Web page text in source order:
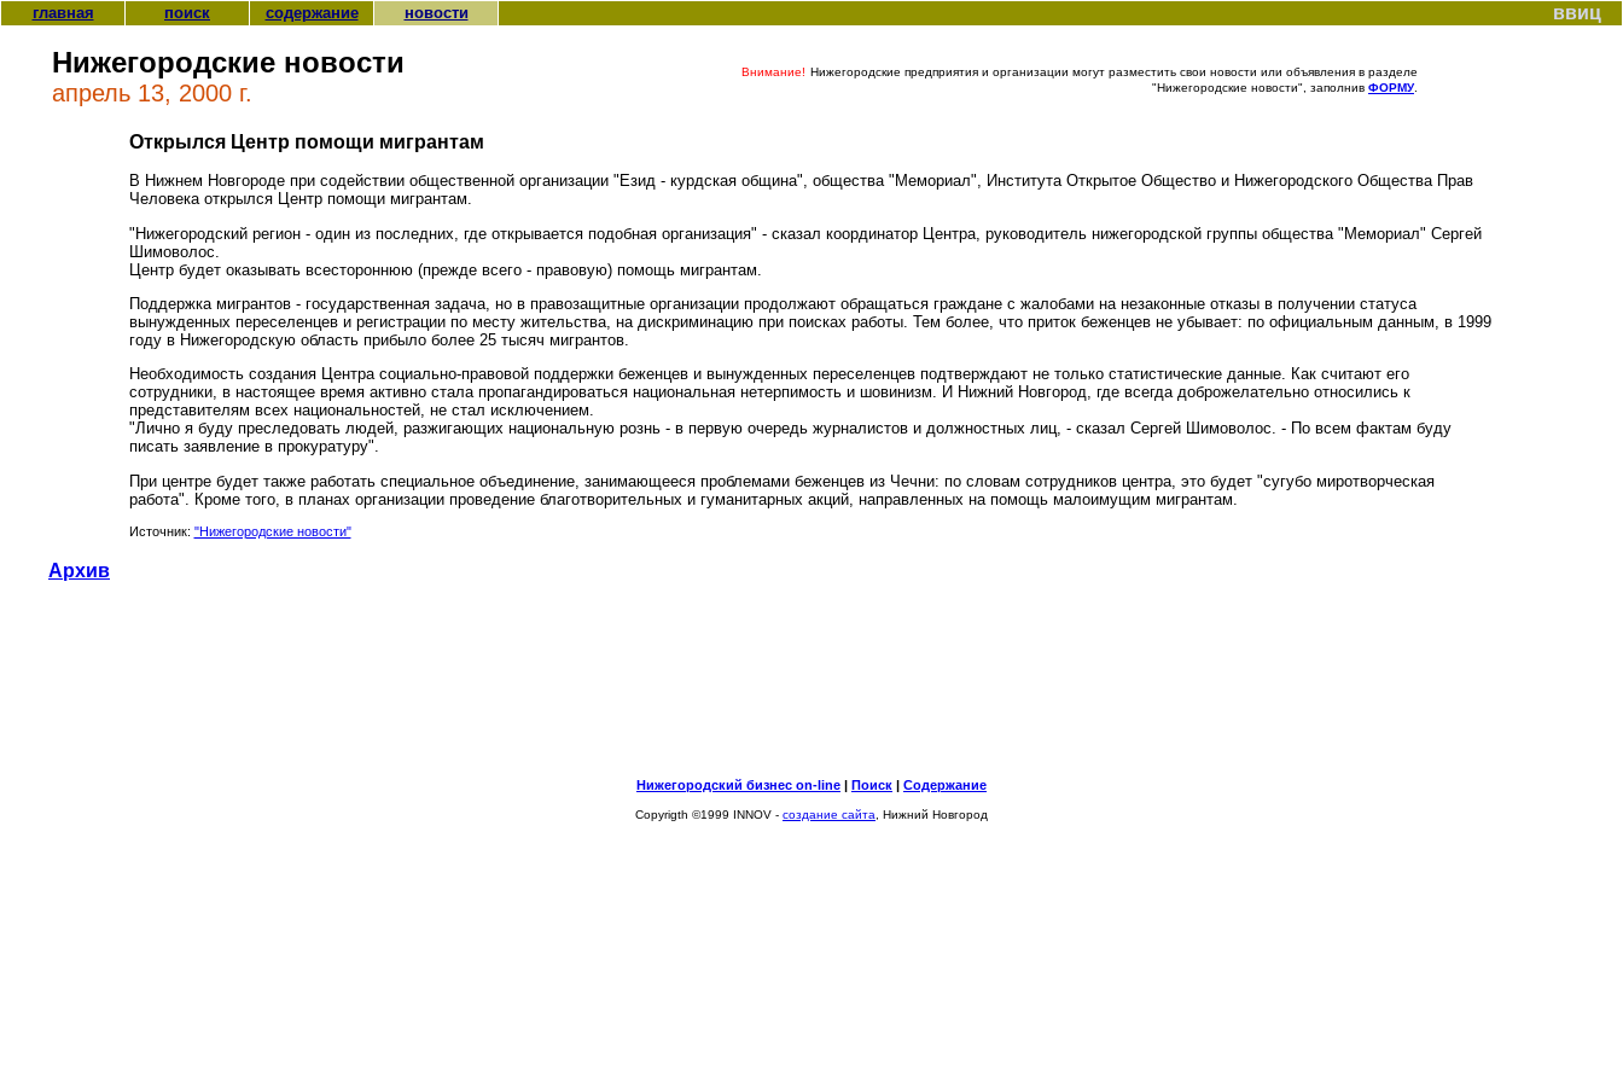
главная поиск содержание новости ввиц
Нижегородские новости
апрель 13, 2000 г.
Внимание! Нижегородские предприятия и организации могут разместить свои новости или объявления в разделе
"Нижегородские новости", заполнив ФОРМУ.
Открылся Центр помощи мигрантам
В Нижнем Новгороде при содействии общественной организации "Езид - курдская община", общества "Мемориал", Института Открытое Общество и Нижегородского Общества Прав
Человека открылся Центр помощи мигрантам.
"Нижегородский регион - один из последних, где открывается подобная организация" - сказал координатор Центра, руководитель нижегородской группы общества "Мемориал" Сергей
Шимоволос.
Центр будет оказывать всестороннюю (прежде всего - правовую) помощь мигрантам.
Поддержка мигрантов - государственная задача, но в правозащитные организации продолжают обращаться граждане с жалобами на незаконные отказы в получении статуса
вынужденных переселенцев и регистрации по месту жительства, на дискриминацию при поисках работы. Тем более, что приток беженцев не убывает: по официальным данным, в 1999
году в Нижегородскую область прибыло более 25 тысяч мигрантов.
Необходимость создания Центра социально-правовой поддержки беженцев и вынужденных переселенцев подтверждают не только статистические данные. Как считают его
сотрудники, в настоящее время активно стала пропагандироваться национальная нетерпимость и шовинизм. И Нижний Новгород, где всегда доброжелательно относились к
представителям всех национальностей, не стал исключением.
"Лично я буду преследовать людей, разжигающих национальную рознь - в первую очередь журналистов и должностных лиц, - сказал Сергей Шимоволос. - По всем фактам буду
писать заявление в прокуратуру".
При центре будет также работать специальное объединение, занимающееся проблемами беженцев из Чечни: по словам сотрудников центра, это будет "сугубо миротворческая
работа". Кроме того, в планах организации проведение благотворительных и гуманитарных акций, направленных на помощь малоимущим мигрантам.
Источник: "Нижегородские новости"
Архив
Нижегородский бизнес on-line | Поиск | Содержание
Copyrigth ©1999 INNOV - создание сайта , Нижний Новгород